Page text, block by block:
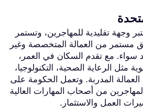
وجهة تقليدية للمهاجرين، وتستمر
مستمر من العمالة المتخصصة وغير
مع تقدم السكان في العمر،
مثل الرعاية الصحية، التكنولوجيا،
المدربة. وتعمل الحكومة على
من أصحاب المهارات العالية
العمل والاستثمار.